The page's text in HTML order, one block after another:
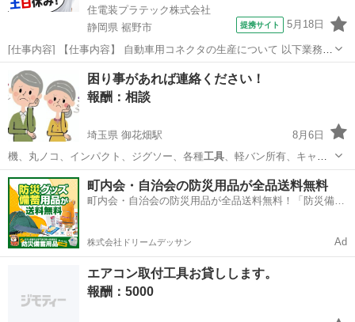
住電装プラテック株式会社
静岡県 裾野市
提携サイト 5月18日
[仕事内容] 【仕事内容】 自動車用コネクタの生産について 以下業務を
ご担当いただきます。（雇入れ直後） ○製品の寸法測定、機能検査、
外観検査業務 ○その他付随作業 （業務内容の変更の範囲） 会社が定め
る範囲の業務 （...
静岡 裾野市 工場
困り事があれば連絡ください！
報酬：相談
埼玉県 御花畑駅
8月6日
機、丸ノコ、インパクト、ジグソー、各種工具、軽バン所有、キャン
プ用品、アウトドア…
埼玉 秩父市 御花畑駅 手伝いたい/助けたい DIY
町内会・自治会の防災用品が全品送料無料
町内会・自治会の防災用品が全品送料無料！「防災備蓄
株式会社ドリームデッサン Ad
エアコン取付工具お貸しします。
報酬：5000